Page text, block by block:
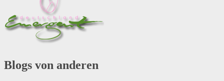
Blogs von anderen